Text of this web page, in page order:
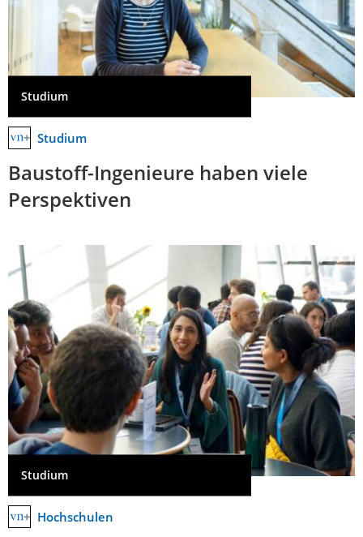
Studium
Studium
Baustoff-Ingenieure haben viele
Perspektiven
Studium
Hochschulen